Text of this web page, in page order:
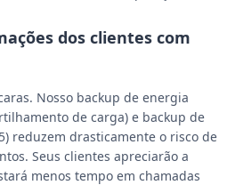
dos clientes com
Nosso backup de energia
de carga) e backup de
reduzem drasticamente o risco de
Seus clientes apreciarão a
menos tempo em chamadas